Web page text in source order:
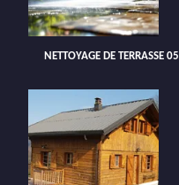
NETTOYAGE DE TERRASSE 05